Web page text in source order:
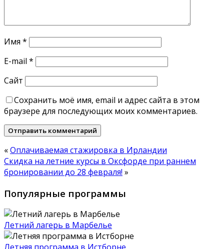
Имя *
E-mail *
Сайт
Сохранить моё имя, email и адрес сайта в этом
браузере для последующих моих комментариев.
«Оплачиваемая стажировка в Ирландии
Скидка на летние курсы в Оксфорде при раннем
бронировании до 28 февраля! »
Популярные программы
Летний лагерь в Марбелье